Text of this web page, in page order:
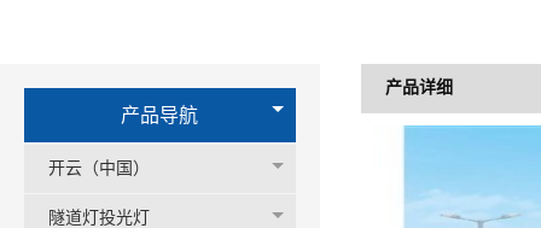
产品导航
开云（中国）
隧道灯投光灯
产品详细